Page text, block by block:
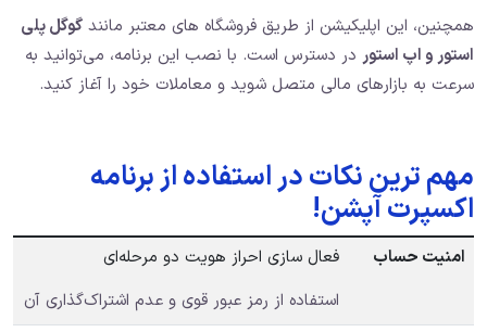
همچنین، این اپلیکیشن از طریق فروشگاه‌ های معتبر مانند گوگل پلی
استور و اپ استور در دسترس است. با نصب این برنامه، می‌توانید به‌
سرعت به بازارهای مالی متصل شوید و معاملات خود را آغاز کنید.
مهم ترین نکات در استفاده از برنامه
اکسپرت آپشن!
امنیت حساب
فعال‌ سازی احراز هویت دو مرحله‌ای
استفاده از رمز عبور قوی و عدم اشتراک‌گذاری آن